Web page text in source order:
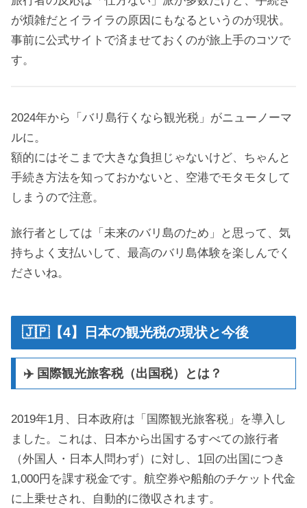
が煩雑だとイライラの原因にもなるというのが現状。
事前に公式サイトで済ませておくのが旅上手のコツで
す。
2024年から「バリ島行くなら観光税」がニューノーマ
ルに。
額的にはそこまで大きな負担じゃないけど、ちゃんと
手続き方法を知っておかないと、空港でモタモタして
しまうので注意。
旅行者としては「未来のバリ島のため」と思って、気
持ちよく支払いして、最高のバリ島体験を楽しんでく
ださいね。
🇯🇵【4】日本の観光税の現状と今後
✈️ 国際観光旅客税（出国税）とは？
2019年1月、日本政府は「国際観光旅客税」を導入し
ました。これは、日本から出国するすべての旅行者
（外国人・日本人問わず）に対し、1回の出国につき
1,000円を課す税金です。航空券や船舶のチケット代金
に上乗せされ、自動的に徴収されます。